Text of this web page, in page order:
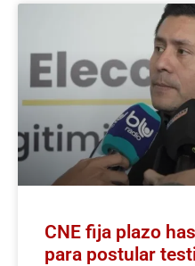
CNE fija plazo
para postular